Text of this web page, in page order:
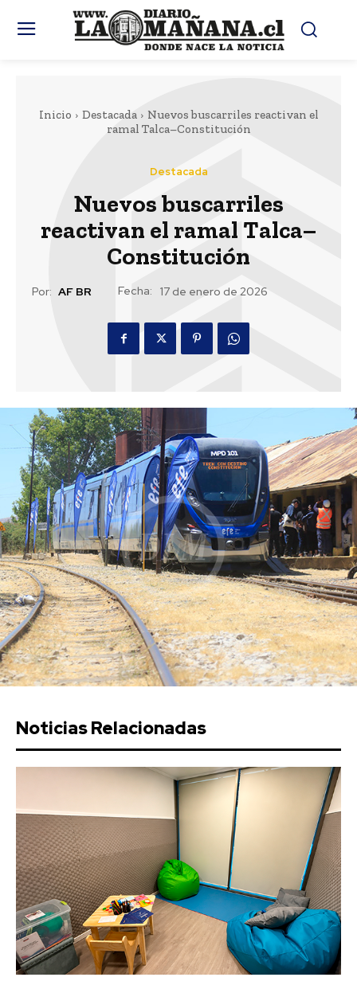
Inicio Destacada
Nuevos buscarriles reactivan el
ramal Talca–Constitución
Destacada
Nuevos buscarriles
reactivan el ramal Talca–
Constitución
Por: AF BR Fecha: 17 de enero de 2026
Noticias Relacionadas